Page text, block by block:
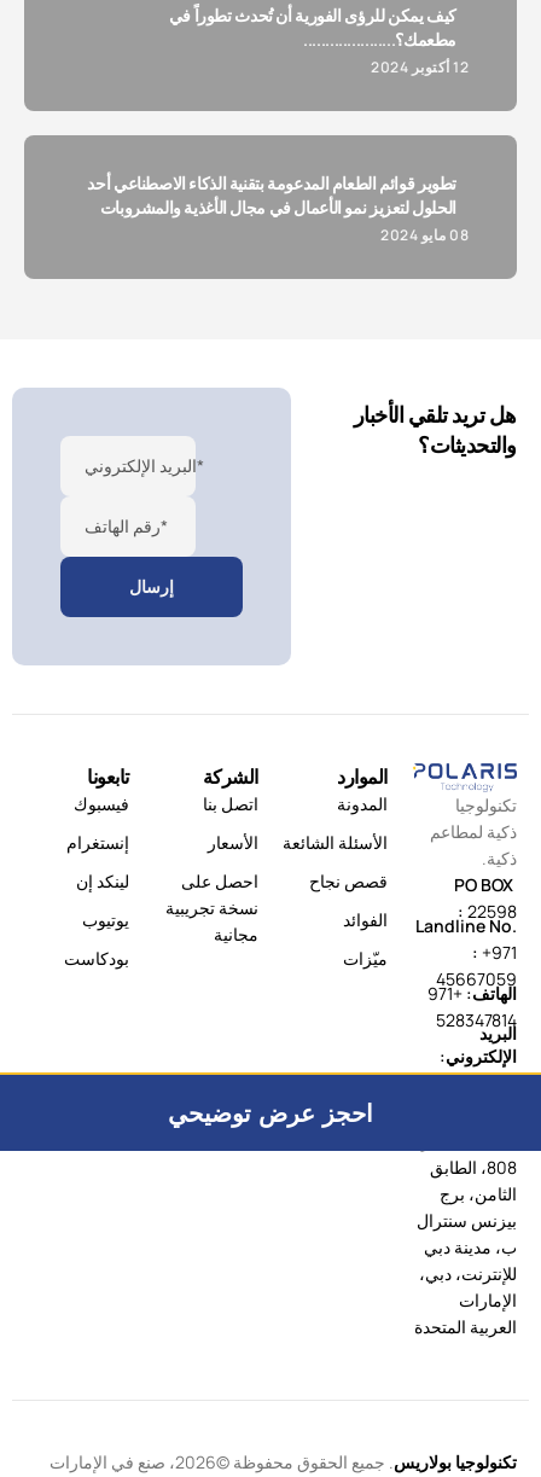
احجز عرض توضيحي
كيف يمكن للرؤى الفورية أن تُحدث تطوراً في
مطعمك؟.....................
12 أكتوبر 2024
تطوير قوائم الطعام المدعومة بتقنية الذكاء الاصطناعي أحد
الحلول لتعزيز نمو الأعمال في مجال الأغذية والمشروبات
08 مايو 2024
هل تريد تلقي الأخبار
والتحديثات؟
البريد الإلكتروني*
رقم الهاتف*
تكنولوجيا
ذكية لمطاعم
ذكية.
PO BOX
: 22598
Landline No.
: +971
45667059
الهاتف:
+971
528347814
البريد
الإلكتروني:
sales@polari
808، الطابق
الثامن، برج
بيزنس سنترال
ب، مدينة دبي
للإنترنت، دبي،
الإمارات
العربية المتحدة
الموارد
المدونة
الأسئلة الشائعة
قصص نجاح
الفوائد
ميّزات
الشركة
اتصل بنا
الأسعار
احصل على
نسخة تجريبية
مجانية
تابعونا
فيسبوك
إنستغرام
لينكد إن
يوتيوب
بودكاست
تكنولوجيا بولاريس . جميع الحقوق محفوظة ©2026، صنع في الإمارات